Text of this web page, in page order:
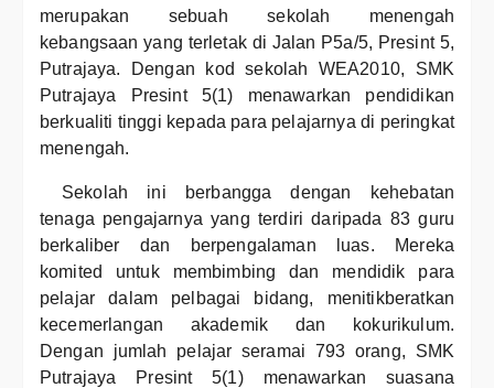
merupakan sebuah sekolah menengah
kebangsaan yang terletak di Jalan P5a/5, Presint 5,
Putrajaya. Dengan kod sekolah WEA2010, SMK
Putrajaya Presint 5(1) menawarkan pendidikan
berkualiti tinggi kepada para pelajarnya di peringkat
menengah.
Sekolah ini berbangga dengan kehebatan
tenaga pengajarnya yang terdiri daripada 83 guru
berkaliber dan berpengalaman luas. Mereka
komited untuk membimbing dan mendidik para
pelajar dalam pelbagai bidang, menitikberatkan
kecemerlangan akademik dan kokurikulum.
Dengan jumlah pelajar seramai 793 orang, SMK
Putrajaya Presint 5(1) menawarkan suasana